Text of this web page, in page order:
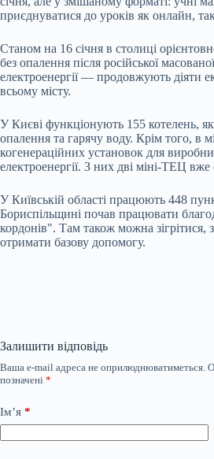
приєднуватися до уроків як онлайн,
Станом на 16 січня в столиці
без опалення після російської
електроенергії — продовжують діяти
всьому місту.
У Києві функціонують 155 котелень,
опалення та гарячу воду. Крім того, в
когенераційних установок для
електроенергії. З них дві міні-ТЕЦ
У Київській області працюють 448
Бориспільщині почав працювати
кордонів". Там також можна зігрітися,
отримати базову допомогу.
Залишити відповідь
Ваша e-mail адреса не оприлюднюватиметься.
позначені *
Ім’я *